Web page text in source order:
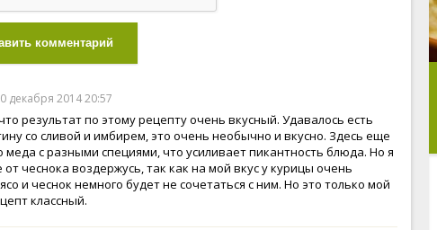
комментарий
декабря 2014 20:57
результат по этому рецепту очень вкусный. Удавалось есть
со сливой и имбирем, это очень необычно и вкусно. Здесь еще
меда с разными специями, что усиливает пикантность блюда. Но я
чеснока воздержусь, так как на мой вкус у курицы очень
и чеснок немного будет не сочетаться с ним. Но это только мой
классный.